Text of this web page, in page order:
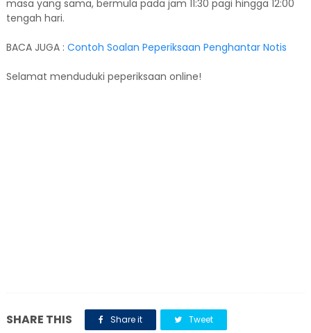
masa yang sama, bermula pada jam 11:30 pagi hingga 12:00
tengah hari.
BACA JUGA : Contoh Soalan Peperiksaan Penghantar Notis
Selamat menduduki peperiksaan online!
SHARE THIS Share it Tweet